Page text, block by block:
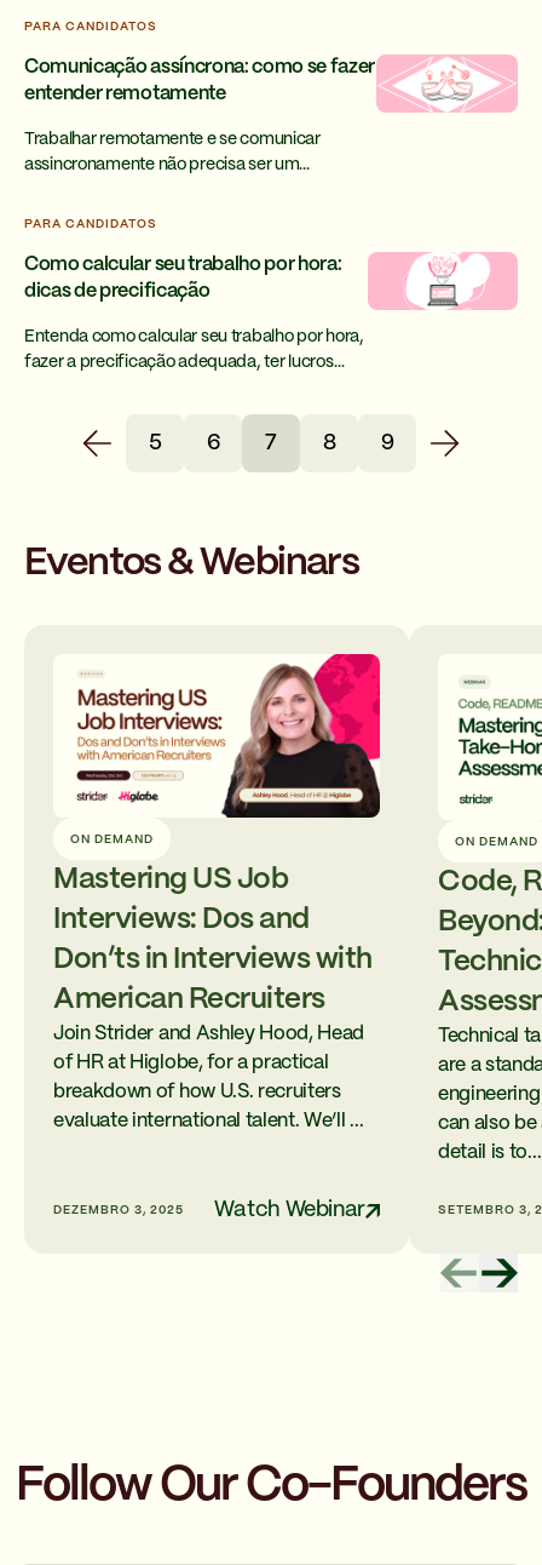
qualidade final do software.
PARA CANDIDATOS
Comunicação assíncrona: como se fazer
entender remotamente
Trabalhar remotamente e se comunicar
assincronamente não precisa ser um
simples para se comunicar com sua equipe.
PARA CANDIDATOS
Como calcular seu trabalho por hora:
dicas de precificação
Entenda como calcular seu trabalho por hora,
fazer a precificação adequada, ter lucros
desenvolvimento profissional.
5 6 7 8 9
Eventos & Webinars
ON DEMAND
Mastering US Job
Interviews: Dos and
Don’ts in Interviews with
American Recruiters
Join Strider and Ashley Hood, Head
of HR at Higlobe, for a practical
breakdown of how U.S. recruiters
evaluate international talent. We’ll ...
DEZEMBRO 3, 2025 Watch Webinar
ON DEMAND
Code,
Technical
are a
can also
detail is to...
SETEMBRO 3,
Follow Our Co-Founders